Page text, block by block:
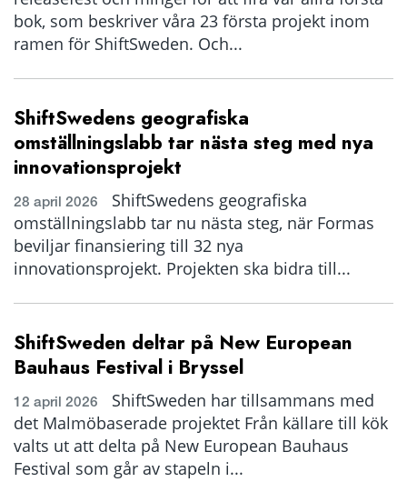
bok, som beskriver våra 23 första projekt inom
ramen för ShiftSweden. Och...
ShiftSwedens geografiska
omställningslabb tar nästa steg med nya
innovationsprojekt
28 april 2026
ShiftSwedens geografiska
omställningslabb tar nu nästa steg, när Formas
beviljar finansiering till 32 nya
innovationsprojekt. Projekten ska bidra till...
ShiftSweden deltar på New European
Bauhaus Festival i Bryssel
12 april 2026
ShiftSweden har tillsammans med
det Malmöbaserade projektet Från källare till kök
valts ut att delta på New European Bauhaus
Festival som går av stapeln i...